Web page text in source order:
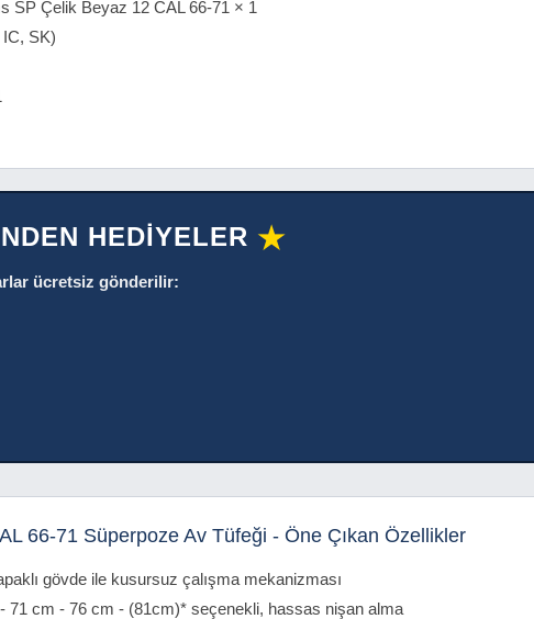
SP Çelik Beyaz 12 CAL 66-71 × 1
IC, SK)
HEDİYELER ★
ücretsiz gönderilir:
66-71 Süperpoze Av Tüfeği - Öne Çıkan Özellikler
gövde ile kusursuz çalışma mekanizması
71 cm - 76 cm - (81cm)* seçenekli, hassas nişan alma